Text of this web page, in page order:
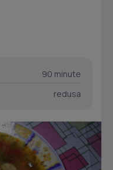
90 minute
redusa